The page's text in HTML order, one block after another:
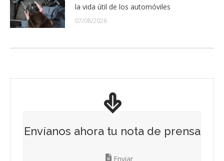
la vida útil de los automóviles
07/08/2026
Envíanos ahora tu nota de prensa
Enviar